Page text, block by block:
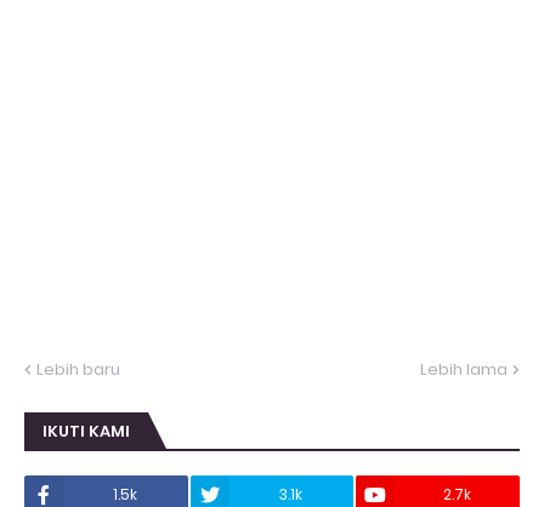
Lebih baru Lebih lama
IKUTI KAMI
1.5k 3.1k
2.7k